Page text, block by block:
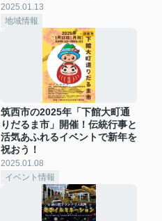
2025.01.13
地域情報
筑西市の2025年「下館大町通
りだるま市」開催！伝統行事と
活気あふれるイベントで新年を
祝おう！
2025.01.08
イベント情報